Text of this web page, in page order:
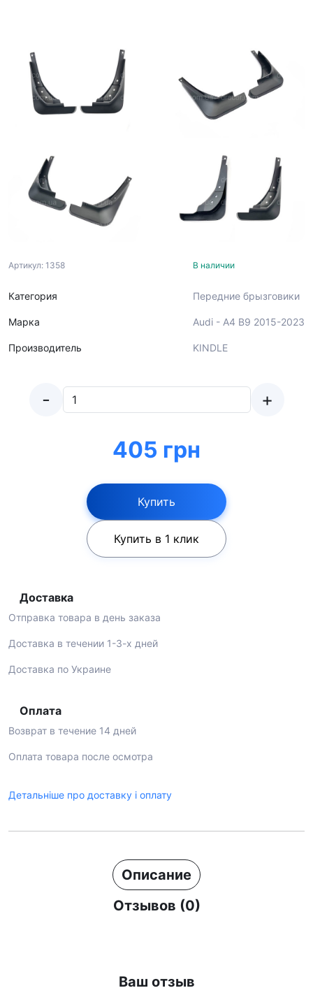
Артикул: 1358
Категория
Марка
Производитель
В наличии
Передние брызговики
Audi - A4 B9 2015-2023
KINDLE
- +
405 грн
Купить
Купить в 1 клик
Доставка
Отправка товара в день заказа
Доставка в течении 1-3-х дней
Доставка по Украине
Оплата
Возврат в течение 14 дней
Оплата товара после осмотра
Детальніше про доставку і оплату
Описание
Отзывов (0)
Ваш отзыв